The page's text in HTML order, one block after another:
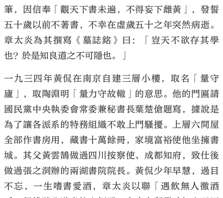
筆，因信奉「觀天下書未遍，不得妄下雌黃」，發誓
五十歲以前不著書，不幸在虛歲五十之年突然病逝。
章太炎為其撰寫《墓誌銘》曰：「豈天不欲存其學
也？於是知良道之不可隱也。」
一九三四年黃侃在南京自建三層小樓，取名「量守
廬」，取陶淵明「量力守故轍」的意思。他的門匾請
國民黨中央執委會常委兼秘書長葉楚傖題寫，據說是
為了讓各派系的特務組織不敢上門騷擾。上層六間屋
全部作書房用，藏書十萬餘冊，家境富裕使他坐擁書
城。其父黃雲鵠做過四川按察使、成都知府，致仕後
做過張之洞辦的兩湖書院院長。黃侃少年早慧，過目
不忘，一生嗜書愛酒，章太炎以聯「遇飲無人徼酒